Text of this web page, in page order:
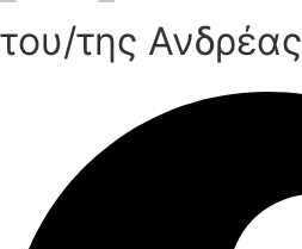
του/της